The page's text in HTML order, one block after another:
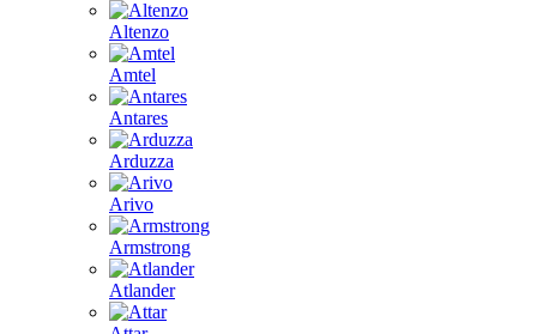
Altenzo
Amtel
Antares
Arduzza
Arivo
Armstrong
Atlander